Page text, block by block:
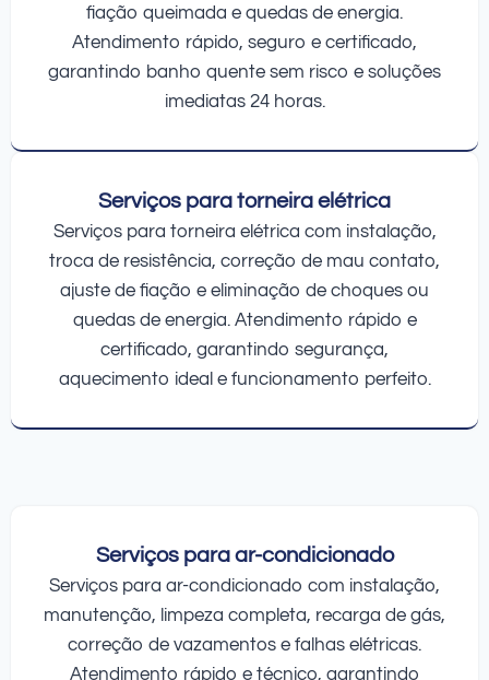
fiação queimada e quedas de energia.
Atendimento rápido, seguro e certificado,
garantindo banho quente sem risco e soluções
imediatas 24 horas.
Serviços para torneira elétrica
Serviços para torneira elétrica com instalação,
troca de resistência, correção de mau contato,
ajuste de fiação e eliminação de choques ou
quedas de energia. Atendimento rápido e
certificado, garantindo segurança,
aquecimento ideal e funcionamento perfeito.
Serviços para ar-condicionado
Serviços para ar-condicionado com instalação,
manutenção, limpeza completa, recarga de gás,
correção de vazamentos e falhas elétricas.
Atendimento rápido e técnico, garantindo